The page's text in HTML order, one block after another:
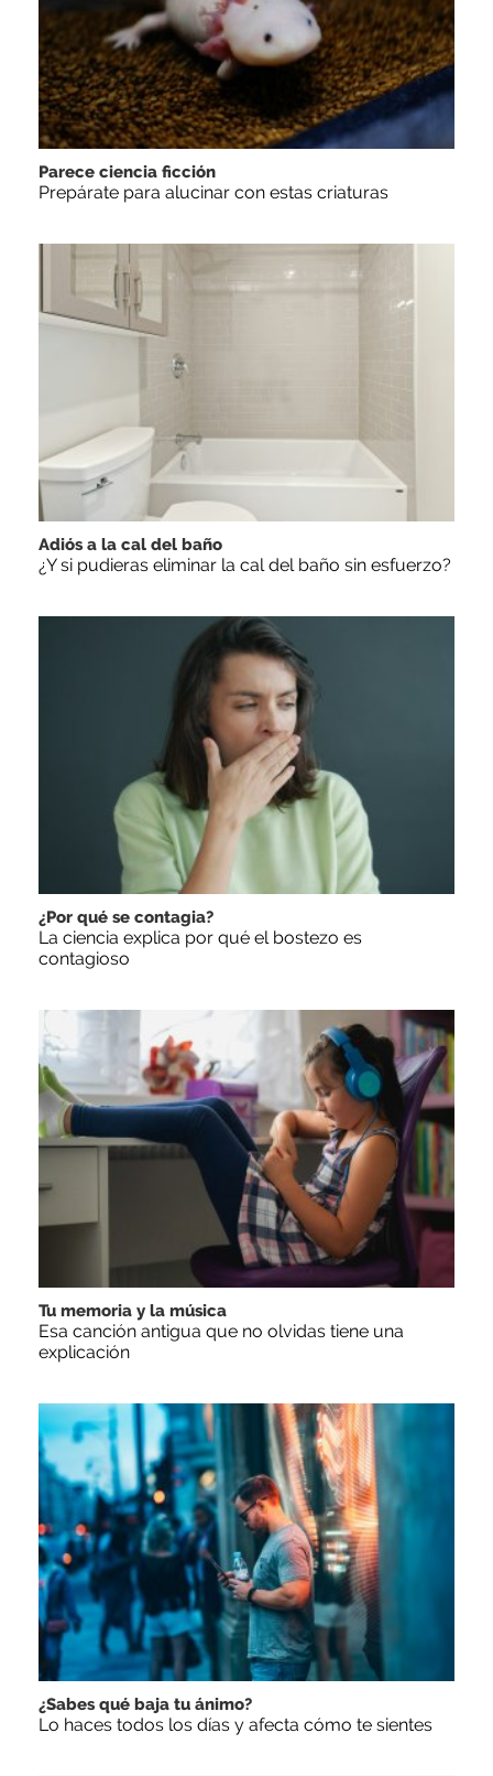
Parece ciencia ficción
Prepárate para alucinar con estas criaturas
Adiós a la cal del baño
¿Y si pudieras eliminar la cal del baño sin esfuerzo?
¿Por qué se contagia?
La ciencia explica por qué el bostezo es
contagioso
Tu memoria y la música
Esa canción antigua que no olvidas tiene una
explicación
¿Sabes qué baja tu ánimo?
Lo haces todos los días y afecta cómo te sientes